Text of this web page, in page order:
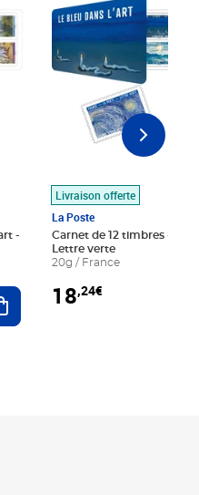
-
Ajouter au panier
Livraison offerte
La Poste
Carnet de 12 timbres - Le
Lettre verte
20g / France
18,24€